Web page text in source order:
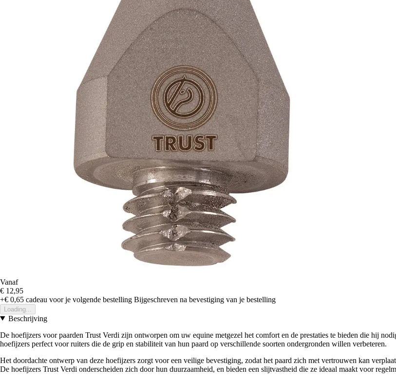
Vanaf
€ 12,95
+€ 0,65 cadeau voor je volgende bestelling Bijgeschreven na bevestiging van je bestelling
Loading...
Beschrijving
De hoefijzers voor paarden Trust Verdi zijn ontworpen om uw equine metgezel het comfort en de prestaties te bieden die hij
hoefijzers perfect voor ruiters die de grip en stabiliteit van hun paard op verschillende soorten ondergronden willen verbeteren.
Het doordachte ontwerp van deze hoefijzers zorgt voor een veilige bevestiging, zodat het paard zich met vertrouwen kan
De hoefijzers Trust Verdi onderscheiden zich door hun duurzaamheid, en bieden een slijtvastheid die ze ideaal maakt voor